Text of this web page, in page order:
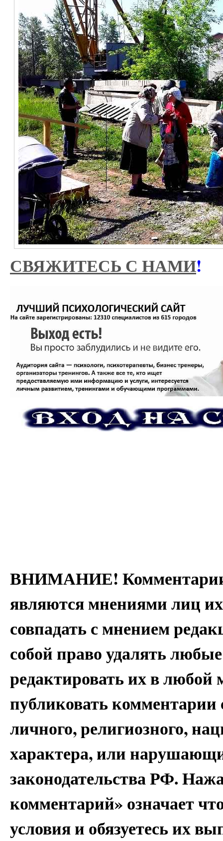
СВЯЖИТЕСЬ С НАМИ!
ВНИМАНИЕ! Комментарии
являются мнениями лиц
совпадать с мнением
собой право удалять
редактировать их в
публиковать
личного, религиозного,
характера, или
законодательства РФ.
комментарий» означает
условия и обязуетесь их